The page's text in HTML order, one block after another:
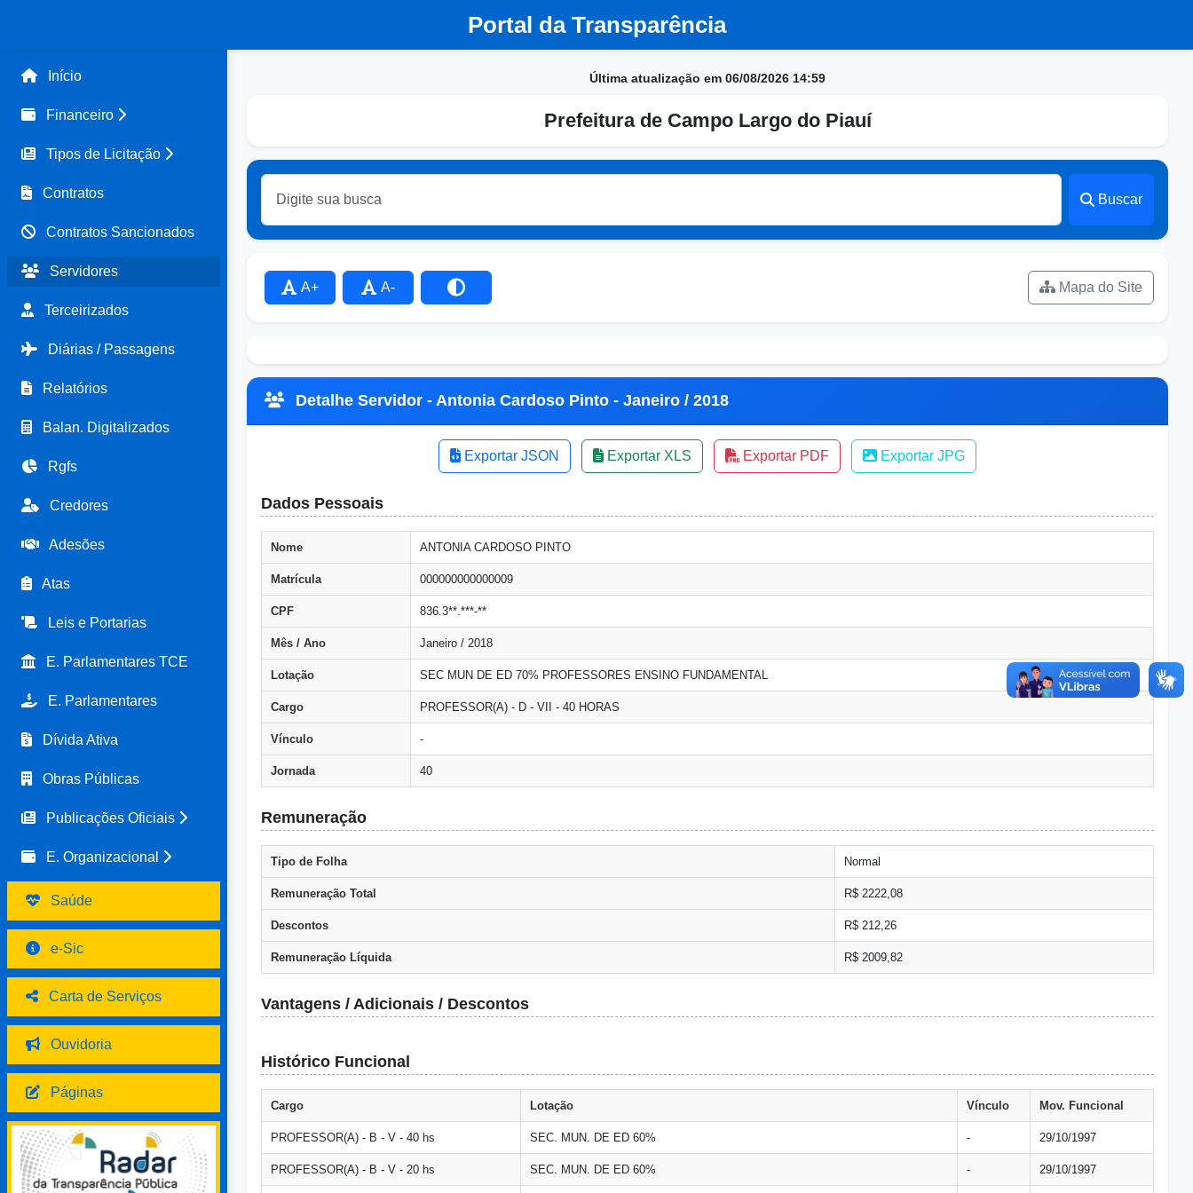
Portal da Transparência
Início
Financeiro
Tipos de Licitação
Contratos
Contratos Sancionados
Servidores
Terceirizados
Diárias / Passagens
Relatórios
Balan. Digitalizados
Rgfs
Credores
Adesões
Atas
Leis e Portarias
E. Parlamentares TCE
E. Parlamentares
Dívida Ativa
Obras Públicas
Publicações Oficiais
E. Organizacional
Saúde
e-Sic
Carta de Serviços
Ouvidoria
Páginas
Última atualização em 06/08/2026 14:59
Prefeitura de Campo Largo do Piauí
Buscar
A+ A- Mapa do Site
Detalhe Servidor - Antonia Cardoso Pinto - Janeiro / 2018
Exportar JSON Exportar XLS Exportar PDF Exportar JPG
Dados Pessoais
Nome ANTONIA CARDOSO PINTO
Matrícula 000000000000009
CPF 836.3**.***-**
Mês / Ano Janeiro / 2018
Lotação SEC MUN DE ED 70% PROFESSORES ENSINO FUNDAMENTAL
Cargo PROFESSOR(A) - D - VII - 40 HORAS
Vínculo -
Jornada 40
Remuneração
Tipo de Folha Normal
Remuneração Total R$ 2222,08
Descontos R$ 212,26
Remuneração Líquida R$ 2009,82
Vantagens / Adicionais / Descontos
Histórico Funcional
Cargo Lotação Vínculo Mov. Funcional
PROFESSOR(A) - B - V - 40 hs SEC. MUN. DE ED 60% - 29/10/1997
PROFESSOR(A) - B - V - 20 hs SEC. MUN. DE ED 60% - 29/10/1997